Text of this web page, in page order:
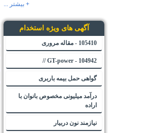
+ بیشتر ...
آگهی های ویژه استخدام
105410 - مقاله مروری
104942 - GT-power //
گواهی حمل بیمه باربری
درآمد میلیونی مخصوص بانوان با
اراده
نیازمند نون دربیار